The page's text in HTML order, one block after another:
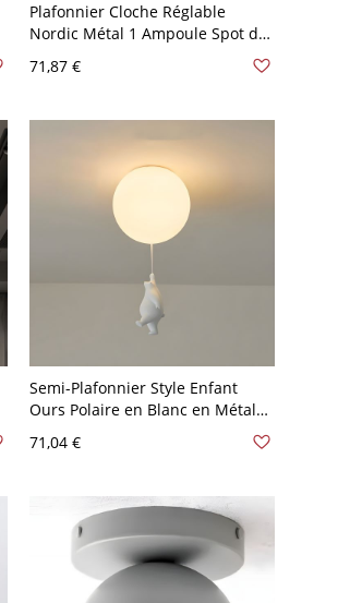
Plafonnier Cloche Réglable
Nordic Métal 1 Ampoule Spot de
71,87 €
Semi-Plafonnier Style Enfant
Ours Polaire en Blanc en Métal
Luminaire Semi-Encastré 1 Tête -
Blanc 110 V-120 V Debout
71,04 €